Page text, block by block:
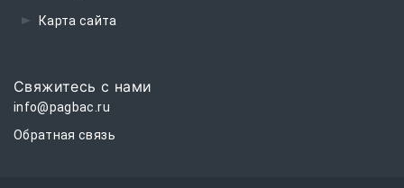
Карта сайта
Свяжитесь с нами
info@pagbac.ru
Обратная связь